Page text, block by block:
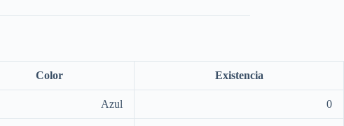
Color Existencia
Azul 0